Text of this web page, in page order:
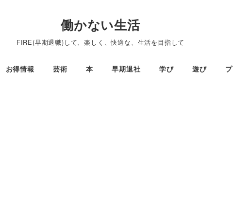
働かない生活
FIRE(早期退職)して、楽しく、快適な、生活を目指して
お得情報 芸術 本 早期退社 学び 遊び